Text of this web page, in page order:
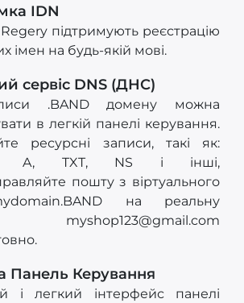
IDN
підтримують реєстрацію
імен на будь-якій мові.
сервіс DNS (ДНС)
.BAND домену можна
в легкій панелі керування.
ресурсні записи, такі як:
A, TXT, NS і інші,
пошту з віртуального
на реальну
myshop123@gmail.com
Панель Керування
і легкий інтерфейс панелі